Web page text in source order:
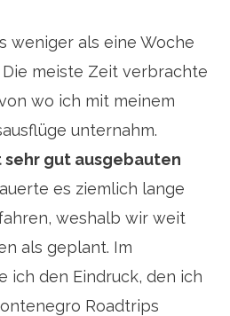
weniger als eine Woche
meiste Zeit verbrachte
wo ich mit meinem
unternahm.
sehr gut ausgebauten
es ziemlich lange
weshalb wir weit
als geplant. Im
ich den Eindruck, den ich
Roadtrips